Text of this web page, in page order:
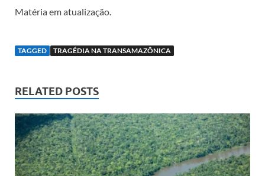
Matéria em atualização.
TAGGED TRAGÉDIA NA TRANSAMAZÔNICA
RELATED POSTS